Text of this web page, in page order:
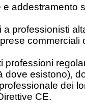
addestramento
professionisti
commerciali
professioni
dove esistono),
dei
CE.